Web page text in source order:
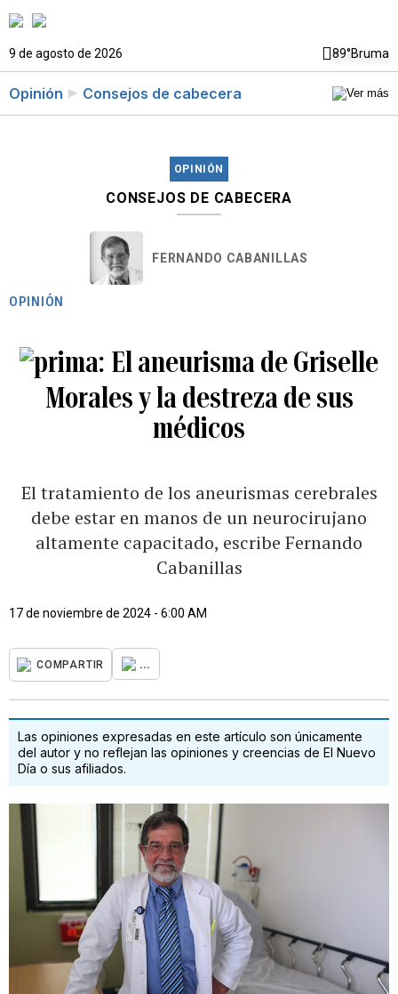
9 de agosto de 2026 89°Bruma
Opinión Consejos de cabecera
OPINIÓN
CONSEJOS DE CABECERA
FERNANDO CABANILLAS
OPINIÓN
El aneurisma de Griselle
Morales y la destreza de sus
médicos
El tratamiento de los aneurismas cerebrales
debe estar en manos de un neurocirujano
altamente capacitado, escribe Fernando
Cabanillas
17 de noviembre de 2024 - 6:00 AM
COMPARTIR ...
Las opiniones expresadas en este artículo son únicamente
del autor y no reflejan las opiniones y creencias de El Nuevo
Día o sus afiliados.